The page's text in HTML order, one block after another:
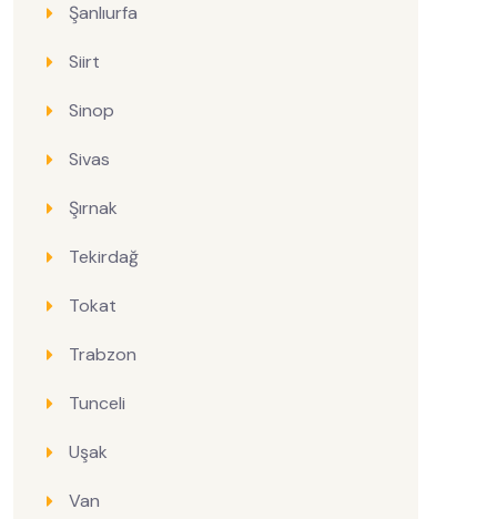
Şanlıurfa
Siirt
Sinop
Sivas
Şırnak
Tekirdağ
Tokat
Trabzon
Tunceli
Uşak
Van